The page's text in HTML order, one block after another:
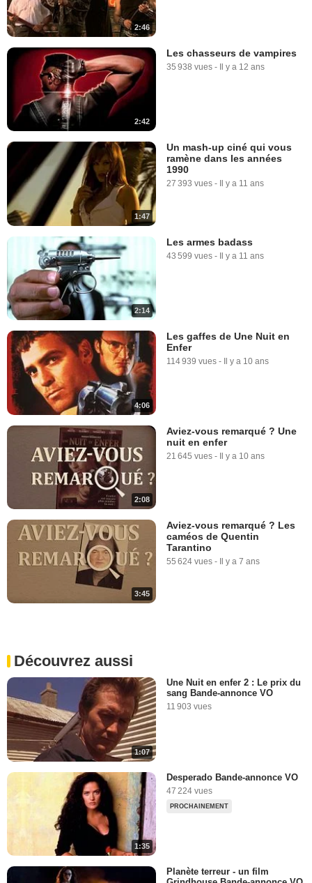
2:46
2:42
Les chasseurs de vampires
35 938 vues - Il y a 12 ans
1:47
Un mash-up ciné qui vous
ramène dans les années
1990
27 393 vues - Il y a 11 ans
2:14
Les armes badass
43 599 vues - Il y a 11 ans
4:06
Les gaffes de Une Nuit en
Enfer
114 939 vues - Il y a 10 ans
2:08
Aviez-vous remarqué ? Une
nuit en enfer
21 645 vues - Il y a 10 ans
3:45
Aviez-vous remarqué ? Les
caméos de Quentin
Tarantino
55 624 vues - Il y a 7 ans
Découvrez aussi
1:07
Une Nuit en enfer 2 : Le prix du
sang Bande-annonce VO
11 903 vues
1:35
Desperado Bande-annonce VO
47 224 vues
PROCHAINEMENT
Planète terreur - un film